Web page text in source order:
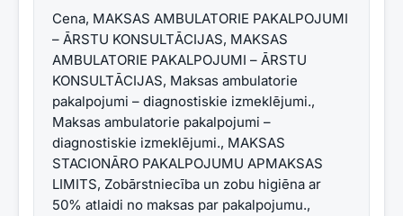
Cena, MAKSAS AMBULATORIE PAKALPOJUMI
– ĀRSTU KONSULTĀCIJAS, MAKSAS
AMBULATORIE PAKALPOJUMI – ĀRSTU
KONSULTĀCIJAS, Maksas ambulatorie
pakalpojumi – diagnostiskie izmeklējumi.,
Maksas ambulatorie pakalpojumi –
diagnostiskie izmeklējumi., MAKSAS
STACIONĀRO PAKALPOJUMU APMAKSAS
LIMITS, Zobārstniecība un zobu higiēna ar
50% atlaidi no maksas par pakalpojumu.,